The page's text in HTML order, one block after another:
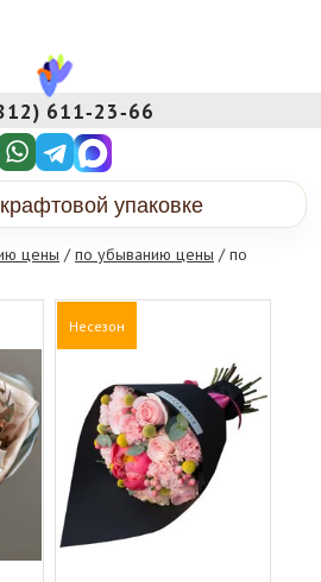
611‑23‑66
упаковке
цены /по убыванию цены / по
Несезон